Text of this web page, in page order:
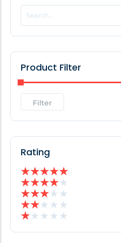
POPULAR THIS WEEK
No Posts
No Posts
Product Filter
Filter
Rating
★★★★★
★★★★★
★★★★ ★
★★★ ★ ★
★★ ★ ★ ★